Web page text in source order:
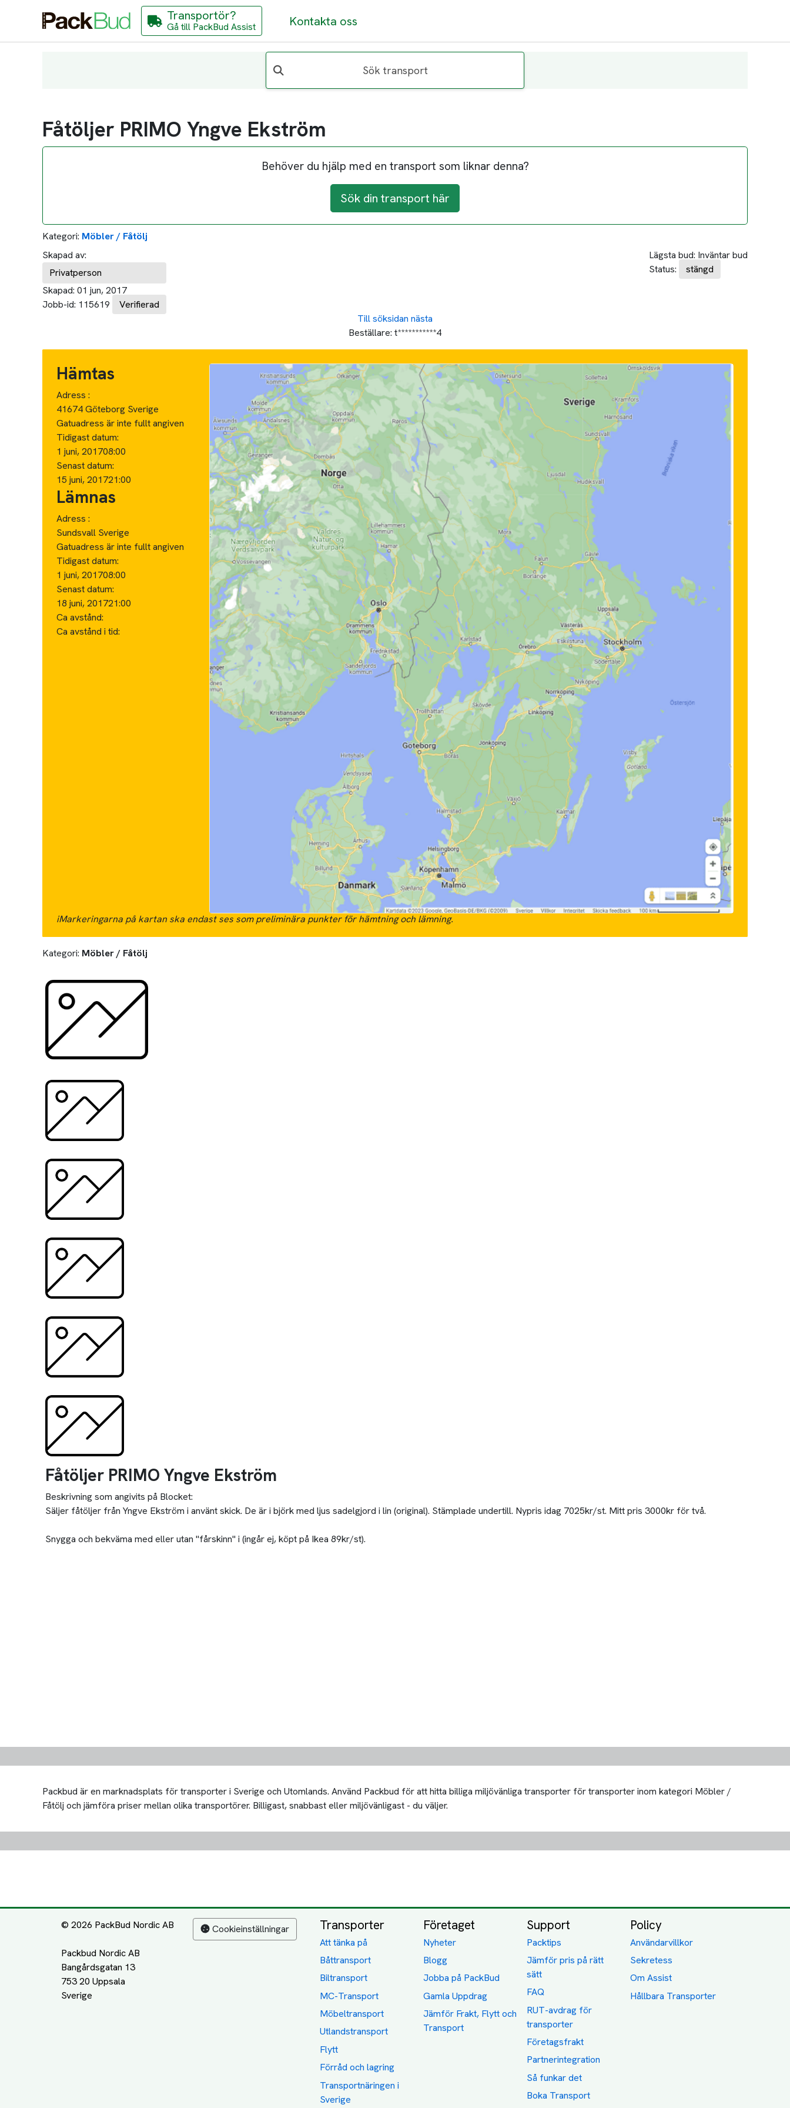
Transportör?
Gå till PackBud Assist Kontakta oss
Sök transport
Fåtöljer PRIMO Yngve Ekström
Behöver du hjälp med en transport som liknar denna?
Sök din transport här
Kategori: Möbler / Fåtölj
Skapad av:
Privatperson
Skapad: 01 jun, 2017
Jobb-id: 115619 Verifierad
Lägsta bud: Inväntar bud
Status:
stängd
Till söksidan nästa
Beställare: t***********4
Hämtas
Adress :
41674 Göteborg Sverige
Gatuadress är inte fullt angiven
Tidigast datum:
1 juni, 201708:00
Senast datum:
15 juni, 201721:00
Lämnas
Adress :
Sundsvall Sverige
Gatuadress är inte fullt angiven
Tidigast datum:
1 juni, 201708:00
Senast datum:
18 juni, 201721:00
Ca avstånd:
Ca avstånd i tid:
iMarkeringarna på kartan ska endast ses som preliminära punkter för hämtning och lämning.
Kategori: Möbler / Fåtölj
Fåtöljer PRIMO Yngve Ekström
Beskrivning som angivits på Blocket:
Säljer fåtöljer från Yngve Ekström i använt skick. De är i björk med ljus sadelgjord i lin (original). Stämplade undertill. Nypris idag 7025kr/st. Mitt pris 3000kr för två.
Snygga och bekväma med eller utan "fårskinn" i (ingår ej, köpt på Ikea 89kr/st).
Packbud är en marknadsplats för transporter i Sverige och Utomlands. Använd Packbud för att hitta billiga miljövänliga transporter för transporter inom kategori Möbler /
Fåtölj och jämföra priser mellan olika transportörer. Billigast, snabbast eller miljövänligast - du väljer.
© 2026 PackBud Nordic AB
Packbud Nordic AB
Bangårdsgatan 13
753 20 Uppsala
Cookieinställningar Transporter
Att tänka på
Båttransport
Biltransport
MC-Transport
Möbeltransport
Utlandstransport
Flytt
Förråd och lagring
Transportnäringen i
Sverige
Företaget
Nyheter
Blogg
Jobba på PackBud
Gamla Uppdrag
Jämför Frakt, Flytt och
Transport
Support
Packtips
Jämför pris på rätt
sätt
FAQ
RUT-avdrag för
transporter
Företagsfrakt
Partnerintegration
Så funkar det
Boka Transport
Policy
Användarvillkor
Sekretess
Om Assist
Hållbara Transporter